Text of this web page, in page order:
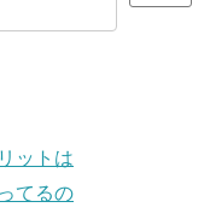
ットは
てるの